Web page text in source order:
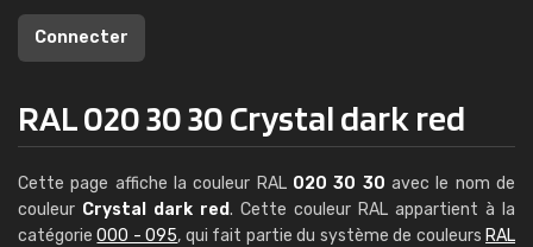
Connecter
RAL 020 30 30 Crystal dark red
Cette page affiche la couleur RAL 020 30 30 avec le nom de
couleur Crystal dark red. Cette couleur RAL appartient à la
catégorie000 - 095, qui fait partie du système de couleurs RAL